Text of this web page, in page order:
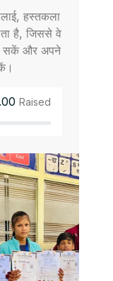
हस्तकला
है, जिससे वे
सकें और अपने
Raised